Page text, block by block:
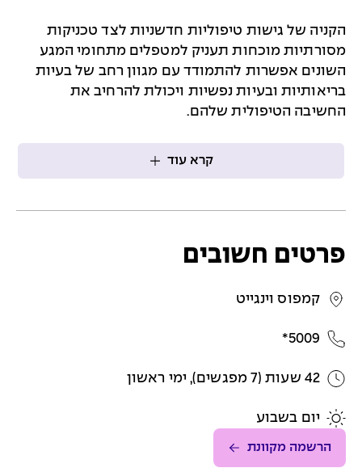
הקניה של גישות טיפוליות חדשניות לצד טכניקות
מסורתיות מוכחות תעניק למטפלים מתחומי המגע
השונים אפשרות להתמודד עם מגוון רחב של בעיות
בריאותיות ובעיות נפשיות ויכולת להרחיב את
החשיבה הטיפולית שלהם.
קרא עוד
פרטים חשובים
קמפוס וינגייט
5009*
42 שעות (7 מפגשים), ימי ראשון
יום בשבוע
הרשמה מקוונת